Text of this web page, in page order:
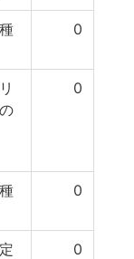
0
0
0
0